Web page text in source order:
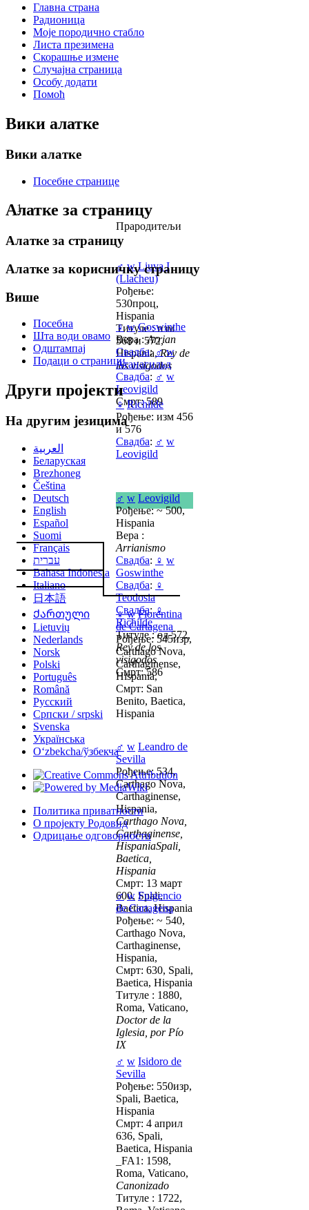
1
Прародитељи
♂ w Liuva I
(Llacheu)
Рођење:
530проц,
Hispania
Титуле : изм
568 и 572,
Hispania,Rey de
los visigodos
♀ w Goswinthe
Вера :Arrian
Свадба: ♂ w
Атанагильд
Свадба: ♂ w
Leovigild
Смрт: 589
♀ Richilde
Рођење: изм 456
и 576
Свадба: ♂ w
Leovigild
♂ w Leovigild
Рођење: ~ 500,
Hispania
Вера :
Arrianismo
Свадба: ♀ w
Goswinthe
Свадба: ♀
Teodosia
Свадба:♀
Richilde
Титуле : од 572,
Rey de los
visigodos
Смрт: 586
♀ w Florentina
de Cartagena
Рођење: 545изр,
Carthago Nova,
Carthaginense,
Hispania,
Смрт: San
Benito, Baetica,
Hispania
♂ w Leandro de
Sevilla
Рођење: 534,
Carthago Nova,
Carthaginense,
Hispania,
Carthago Nova,
Carthaginense,
HispaniaSpali,
Baetica,
Hispania
Смрт: 13 март
600, Spali,
Baetica, Hispania
♂ w Fulgencio
de Cartagena
Рођење: ~ 540,
Carthago Nova,
Carthaginense,
Hispania,
Смрт: 630, Spali,
Baetica, Hispania
Титуле : 1880,
Roma, Vaticano,
Doctor de la
Iglesia, por Pío
IX
♂ w Isidoro de
Sevilla
Рођење: 550изр,
Spali, Baetica,
Hispania
Смрт: 4 април
636, Spali,
Baetica, Hispania
_FA1: 1598,
Roma, Vaticano,
Canonizado
Титуле : 1722,
Главна страна
Радионица
Моје породично стабло
Листа презимена
Скорашње измене
Случајна страница
Особу додати
Помоћ
Вики алатке
Вики алатке
Посебне странице
Алатке за страницу
Алатке за страницу
Алатке за корисничку страницу
Више
Посебна
Шта води овамо
Одштампај
Подаци о страници
Други пројекти
На другим језицима
العربية
Беларуская
Brezhoneg
Čeština
Deutsch
English
Español
Suomi
Français
עברית
Bahasa Indonesia
Italiano
日本語
Ქართული
Lietuvių
Nederlands
Norsk
Polski
Português
Română
Русский
Српски / srpski
Svenska
Українська
Oʻzbekcha/ўзбекча
Политика приватности
О пројекту Родовид
Одрицање одговорности